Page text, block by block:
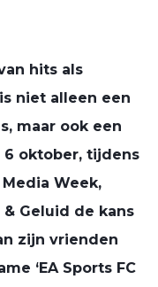
hits als
is niet alleen een
maar ook een
6 oktober, tijdens
Week,
Geluid de kans
zijn vrienden
‘EA Sports FC